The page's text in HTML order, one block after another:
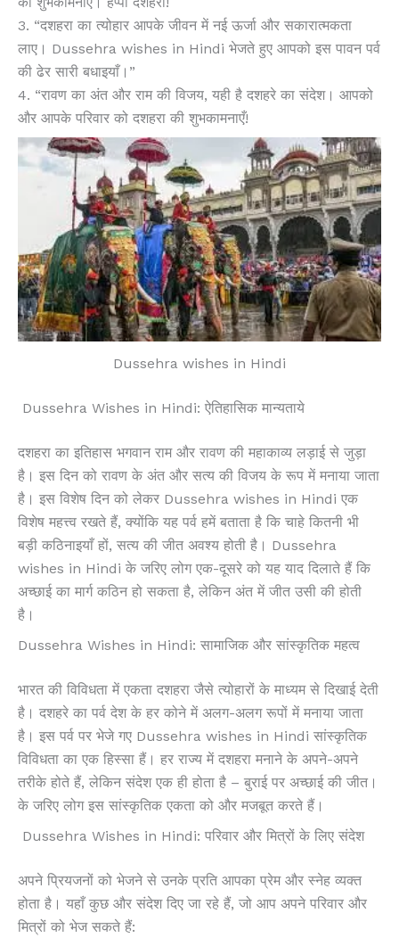
3. “दशहरा का त्योहार आपके जीवन में नई ऊर्जा और सकारात्मकता
लाए। Dussehra wishes in Hindi भेजते हुए आपको इस पावन पर्व
की ढेर सारी बधाइयाँ।”
4. “रावण का अंत और राम की विजय, यही है दशहरे का संदेश। आपको
और आपके परिवार को दशहरा की शुभकामनाएँ!
Dussehra wishes in Hindi
Dussehra Wishes in Hindi: ऐतिहासिक मान्यताये
दशहरा का इतिहास भगवान राम और रावण की महाकाव्य लड़ाई से जुड़ा
है। इस दिन को रावण के अंत और सत्य की विजय के रूप में मनाया जाता
है। इस विशेष दिन को लेकर Dussehra wishes in Hindi एक
विशेष महत्त्व रखते हैं, क्योंकि यह पर्व हमें बताता है कि चाहे कितनी भी
बड़ी कठिनाइयाँ हों, सत्य की जीत अवश्य होती है। Dussehra
wishes in Hindi के जरिए लोग एक-दूसरे को यह याद दिलाते हैं कि
अच्छाई का मार्ग कठिन हो सकता है, लेकिन अंत में जीत उसी की होती
है।
Dussehra Wishes in Hindi: सामाजिक और सांस्कृतिक महत्व
भारत की विविधता में एकता दशहरा जैसे त्योहारों के माध्यम से दिखाई देती
है। दशहरे का पर्व देश के हर कोने में अलग-अलग रूपों में मनाया जाता
है। इस पर्व पर भेजे गए Dussehra wishes in Hindi सांस्कृतिक
विविधता का एक हिस्सा हैं। हर राज्य में दशहरा मनाने के अपने-अपने
तरीके होते हैं, लेकिन संदेश एक ही होता है – बुराई पर अच्छाई की जीत।
के जरिए लोग इस सांस्कृतिक एकता को और मजबूत करते हैं।
Dussehra Wishes in Hindi: परिवार और मित्रों के लिए संदेश
अपने प्रियजनों को भेजने से उनके प्रति आपका प्रेम और स्नेह व्यक्त
होता है। यहाँ कुछ और संदेश दिए जा रहे हैं, जो आप अपने परिवार और
मित्रों को भेज सकते हैं: